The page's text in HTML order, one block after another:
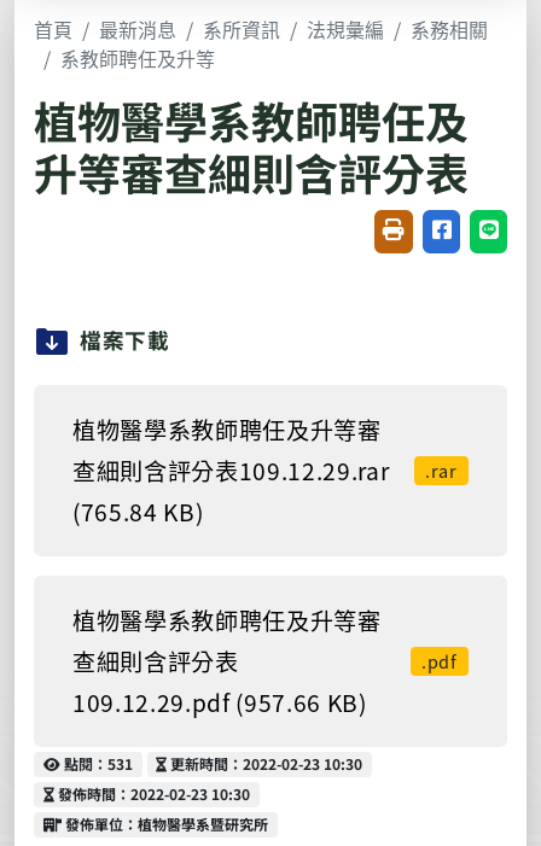
首頁 最新消息 系所資訊 法規彙編
系務相關
系教師聘任及升等
植物醫學系教師聘任及
升等審查細則含評分表
友善列印(開新視
分享至臉書
分享
檔案下載
植物醫學系教師聘任及升等審
查細則含評分表109.12.29.rar
(765.84 KB)
.rar
植物醫學系教師聘任及升等審
查細則含評分表
109.12.29.pdf (957.66 KB)
.pdf
點閱
點閱：531 更新時間
更新時間：2022-02-23 10:30
發佈時間
發佈時間：2022-02-23 10:30
發佈單位
發佈單位：植物醫學系暨研究所